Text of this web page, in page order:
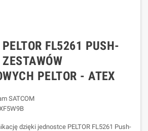
FL5261 PUSH-
PELTOR - ATEX
SATCOM
dzięki jednostce PELTOR FL5261 Push-